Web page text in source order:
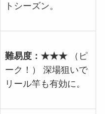
トシーズン。
難易度：★★★（ピ
ーク！） 深場狙いで
リール竿も有効に。